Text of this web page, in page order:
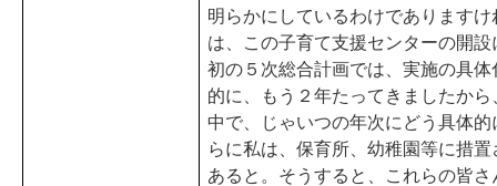
明らかにしているわけであります
は、この子育て支援センターの開
初の５次総合計画では、実施の具
的に、もう２年たってきましたか
中で、じゃいつの年次にどう具体
らに私は、保育所、幼稚園等に措
あると。そうすると、これらの皆